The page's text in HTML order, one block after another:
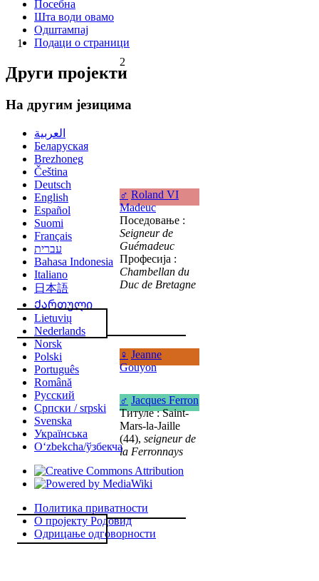
1
2
♂ Roland VI
Madeuc
Поседовање :
Seigneur de
Guémadeuc
Професија :
Chambellan du
Duc de Bretagne
♀ Jeanne
Gouyon
♂ Jacques Ferron
Титуле : Saint-
Mars-la-Jaille
(44), seigneur de
la Ferronnays
Посебна
Шта води овамо
Одштампај
Подаци о страници
Други пројекти
На другим језицима
العربية
Беларуская
Brezhoneg
Čeština
Deutsch
English
Español
Suomi
Français
עברית
Bahasa Indonesia
Italiano
日本語
Ქართული
Lietuvių
Nederlands
Norsk
Polski
Português
Română
Русский
Српски / srpski
Svenska
Українська
Oʻzbekcha/ўзбекча
Политика приватности
О пројекту Родовид
Одрицање одговорности